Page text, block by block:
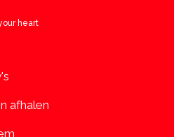
heart
afhalen